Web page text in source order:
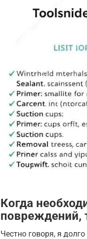
Когда
повреждений,
Честно говоря, я